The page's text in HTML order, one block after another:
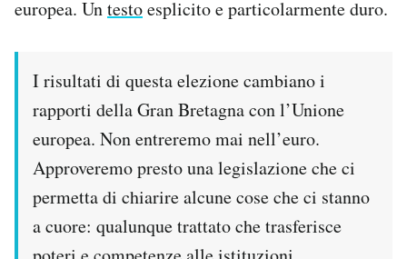
europea. Untestoesplicito e particolarmente duro.
I risultati di questa elezione cambiano i
rapporti della Gran Bretagna con l’Unione
europea. Non entreremo mai nell’euro.
Approveremo presto una legislazione che ci
permetta di chiarire alcune cose che ci stanno
a cuore: qualunque trattato che trasferisce